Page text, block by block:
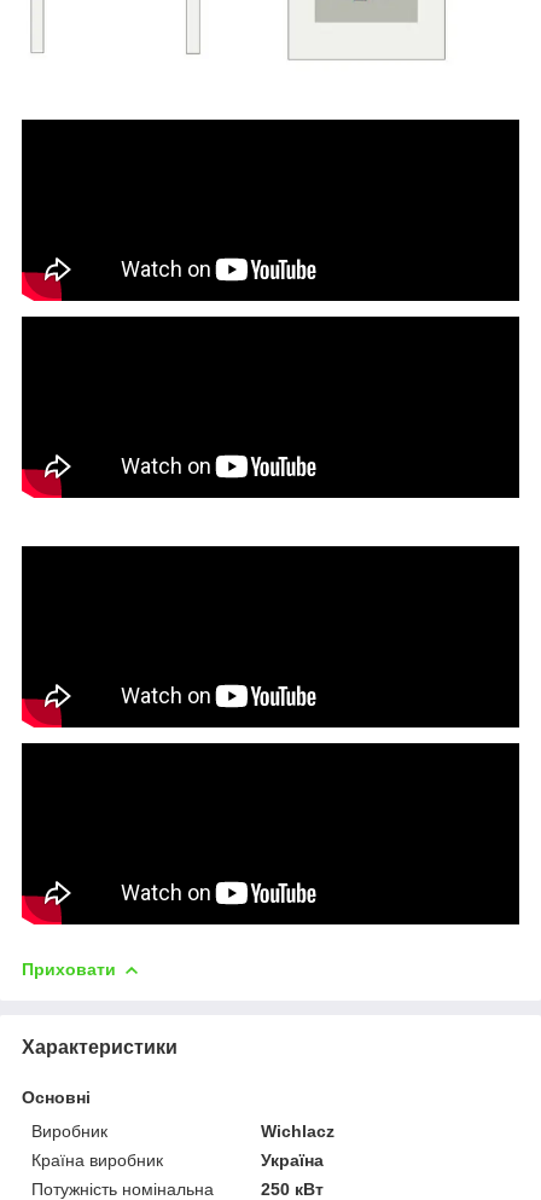
Приховати
Характеристики
Основні
Виробник
Wichlacz
Країна виробник
Україна
Потужність номінальна
250 кВт